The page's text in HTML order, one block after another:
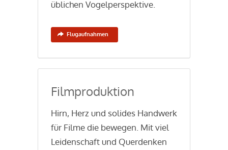
üblichen Vogelperspektive.
Flugaufnahmen
Filmproduktion
Hirn, Herz und solides Handwerk
für Filme die bewegen. Mit viel
Leidenschaft und Querdenken